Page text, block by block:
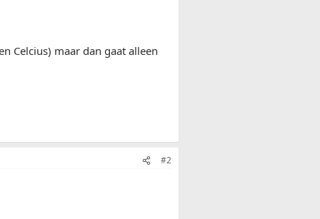
Celcius) maar dan gaat alleen
#2